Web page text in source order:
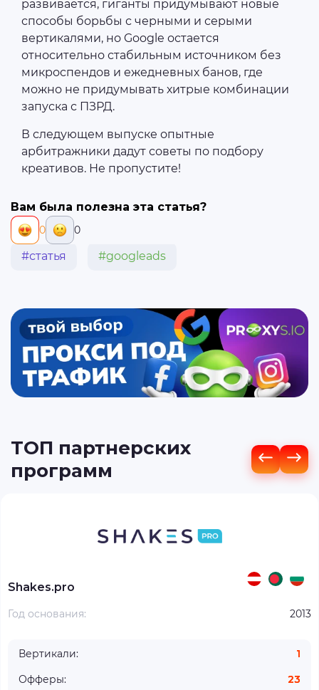
развивается, гиганты придумывают новые
способы борьбы с черными и серыми
вертикалями, но Google остается
относительно стабильным источником без
микроспендов и ежедневных банов, где
можно не придумывать хитрые комбинации
запуска с ПЗРД.
В следующем выпуске опытные
арбитражники дадут советы по подбору
креативов. Не пропустите!
Вам была полезна эта статья?
0 0
#статья #googleads
ТОП партнерских
программ
Shakes.pro
Год основания: 2013
Вертикали:
1
Офферы:
23